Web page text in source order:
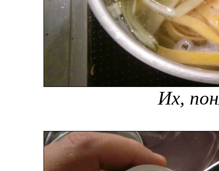
Их,